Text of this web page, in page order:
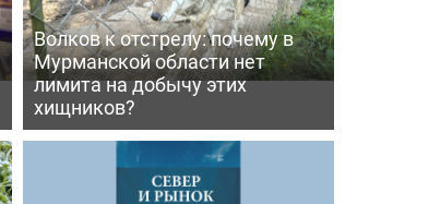
Волков к отстрелу: почему в
Мурманской области нет
лимита на добычу этих
хищников?